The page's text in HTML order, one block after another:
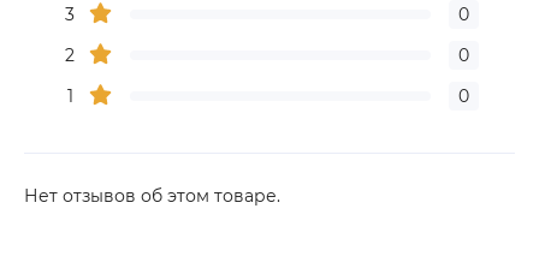
3
0
2
0
1
0
Нет отзывов об этом товаре.